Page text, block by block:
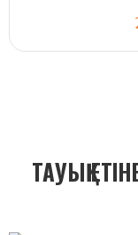
ТАУЫҚ